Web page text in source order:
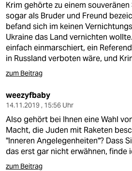
Krim gehörte zu einem
sogar als Bruder und Freund
befand sich im keinen
Ukraine das Land vernichten
einfach einmarschiert, ein
in Russland verboten wäre, und
zum Beitrag
weezyfbaby
14.11.2019 , 15:56 Uhr
Also gehört bei Ihnen eine Wahl
Macht, die Juden mit Raketen
"Inneren Angelegenheiten"? Dass
das erst gar nicht erwähnen, finde
zum Beitrag